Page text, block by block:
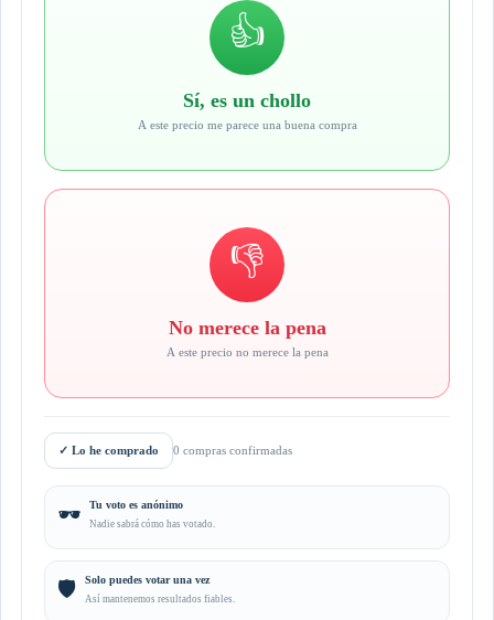
👍
Sí, es un chollo
A este precio me parece una buena compra
👎
No merece la pena
A este precio no merece la pena
✓ Lo he comprado 0 compras confirmadas
🕶️ Tu voto es anónimo
Nadie sabrá cómo has votado.
🛡️ Solo puedes votar una vez
Así mantenemos resultados fiables.